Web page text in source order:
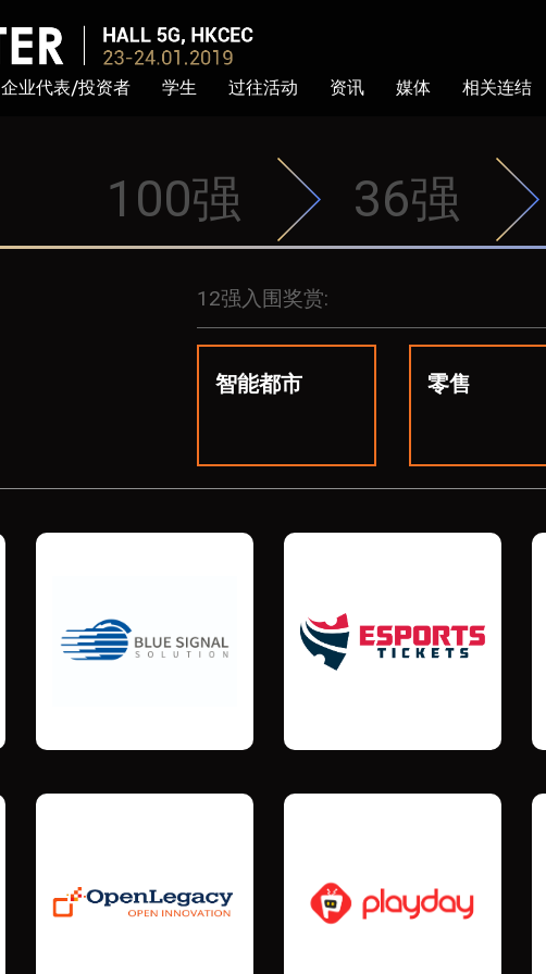
企业代表/投资者 学生 过往活动 资讯 媒体 相关连结
100强 36强
12强入围奖赏:
智能都市 零售